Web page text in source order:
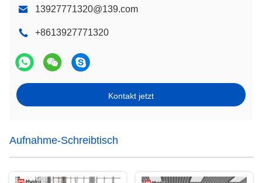
13927771320@139.com
+8613927771320
Kontakt jetzt
Aufnahme-Schreibtisch